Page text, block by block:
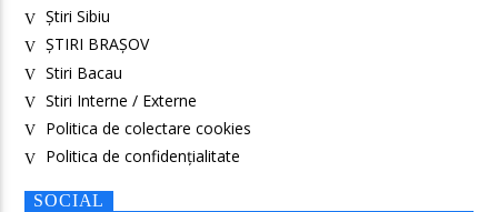
Știri Sibiu
ȘTIRI BRAȘOV
Stiri Bacau
Stiri Interne / Externe
Politica de colectare cookies
Politica de confidenţialitate
SOCIAL